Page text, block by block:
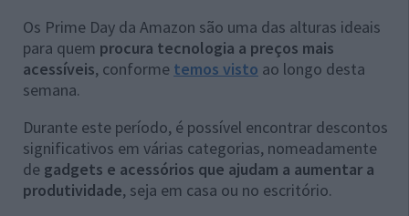
Os Prime Day da Amazon são uma das alturas ideais
para quem procura tecnologia a preços mais
acessíveis, conforme temos visto ao longo desta
semana.
Durante este período, é possível encontrar descontos
significativos em várias categorias, nomeadamente
de gadgets e acessórios que ajudam a aumentar a
produtividade, seja em casa ou no escritório.